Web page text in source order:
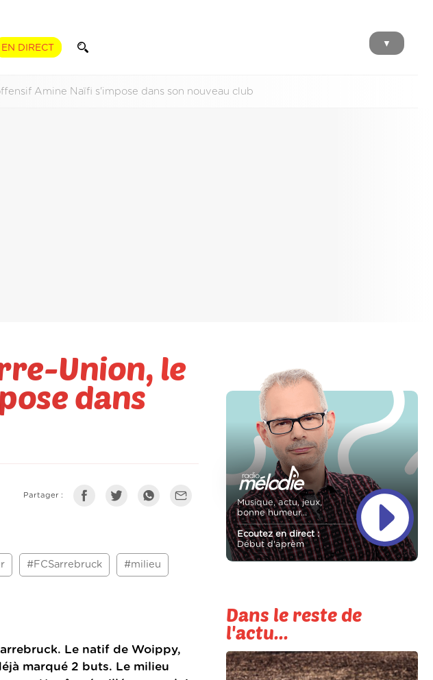
EN DIRECT ▼
Amine Naïfi s'impose dans son nouveau club
Union, le
dans
Partager :
#FCSarrebruck #milieu
Le natif de Woippy,
marqué 2 buts. Le milieu
Musique, actu, jeux,
bonne humeur...
Ecoutez en direct :
Début d'aprèm
Dans le reste de
l'actu...